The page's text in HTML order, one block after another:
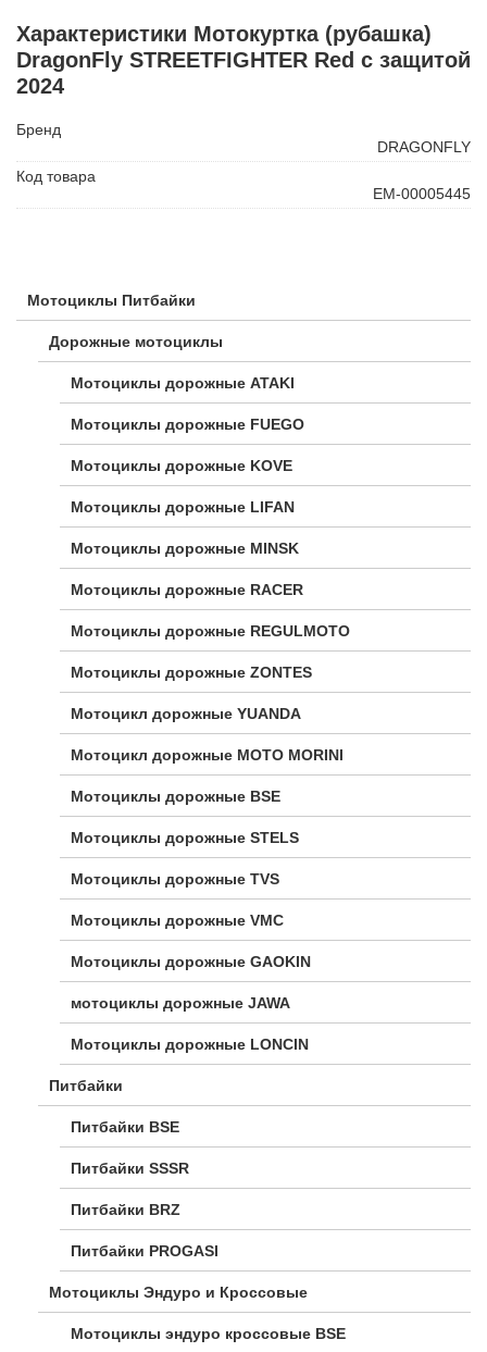
Мотоциклы Питбайки
Дорожные мотоциклы
Мотоциклы дорожные ATAKI
Мотоциклы дорожные FUEGO
Мотоциклы дорожные KOVE
Мотоциклы дорожные LIFAN
Мотоциклы дорожные MINSK
Мотоциклы дорожные RACER
Мотоциклы дорожные REGULMOTO
Мотоциклы дорожные ZONTES
Мотоцикл дорожные YUANDA
Мотоцикл дорожные МОТО MORINI
Мотоциклы дорожные BSE
Мотоциклы дорожные STELS
Мотоциклы дорожные TVS
Мотоциклы дорожные VMC
Мотоциклы дорожные GAOKIN
мотоциклы дорожные JAWA
Мотоциклы дорожные LONCIN
Питбайки
Питбайки BSE
Питбайки SSSR
Питбайки BRZ
Питбайки PROGASI
Мотоциклы Эндуро и Кроссовые
Мотоциклы эндуро кроссовые BSE
Характеристики Мотокуртка (рубашка)
DragonFly STREETFIGHTER Red с защитой
2024
Бренд
DRAGONFLY
Код товара
ЕМ-00005445